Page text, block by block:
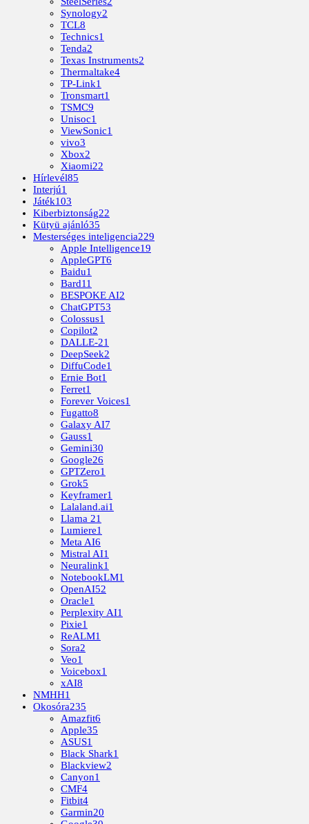
Synology2
TCL8
Technics1
Tenda2
Texas Instruments2
Thermaltake4
TP-Link1
Tronsmart1
TSMC9
Unisoc1
ViewSonic1
vivo3
Xbox2
Xiaomi22
Hírlevél85
Interjú1
Játék103
Kiberbiztonság22
Kütyü ajánló35
Mesterséges inteligencia229
Apple Intelligence19
AppleGPT6
Baidu1
Bard11
BESPOKE AI2
ChatGPT53
Colossus1
Copilot2
DALLE-21
DeepSeek2
DiffuCode1
Ernie Bot1
Ferret1
Forever Voices1
Fugatto8
Galaxy AI7
Gauss1
Gemini30
Google26
GPTZero1
Grok5
Keyframer1
Lalaland.ai1
Llama 21
Lumiere1
Meta AI6
Mistral AI1
Neuralink1
NotebookLM1
OpenAI52
Oracle1
Perplexity AI1
Pixie1
ReALM1
Sora2
Veo1
Voicebox1
xAI8
NMHH1
Okosóra235
Amazfit6
Apple35
ASUS1
Black Shark1
Blackview2
Canyon1
CMF4
Fitbit4
Garmin20